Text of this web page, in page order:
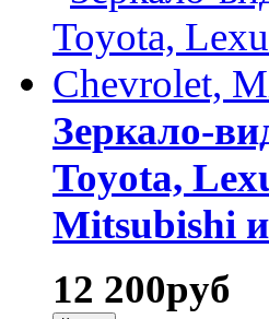
Зеркало-
Toyota,
Mitsubishi
12 200руб